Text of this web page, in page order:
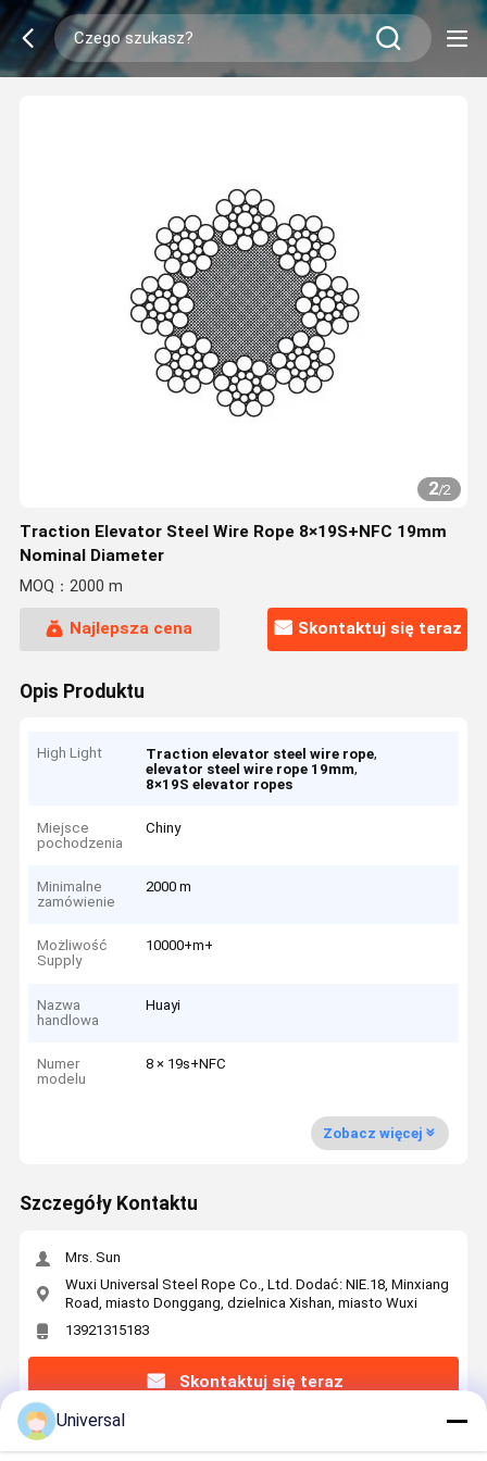
2/2
Traction Elevator Steel Wire Rope 8×19S+NFC 19mm
Nominal Diameter
MOQ：2000 m
Najlepsza cena Skontaktuj się teraz
Opis Produktu
High Light Traction elevator steel wire rope,
elevator steel wire rope 19mm,
8×19S elevator ropes
Miejsce
pochodzenia
Chiny
Minimalne
zamówienie
2000 m
Możliwość
Supply
10000+m+
Nazwa
handlowa
Huayi
Numer
modelu
8 × 19s+NFC
Zobacz więcej
Szczegóły Kontaktu
Mrs. Sun
Wuxi Universal Steel Rope Co., Ltd. Dodać: NIE.18, Minxiang
Road, miasto Donggang, dzielnica Xishan, miasto Wuxi
13921315183
Skontaktuj się teraz
Universal